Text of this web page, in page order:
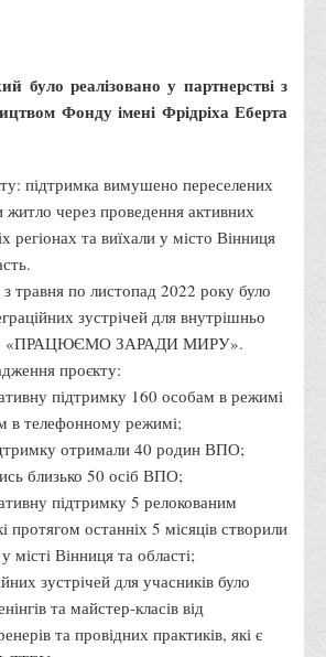
Британії.
викладачі кафедри права – Білоус
Т.І.
було реалізовано у партнерстві з
Фонду імені Фрідріха Еберта
підтримка вимушено переселених
житло через проведення активних
регіонах та виїхали у місто Вінниця